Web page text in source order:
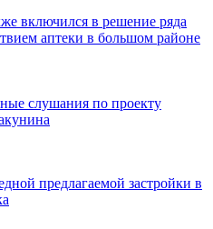
включился в решение ряда
аптеки в большом районе
слушания по проекту
предлагаемой застройки в